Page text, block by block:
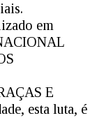
em
E
esta luta, é